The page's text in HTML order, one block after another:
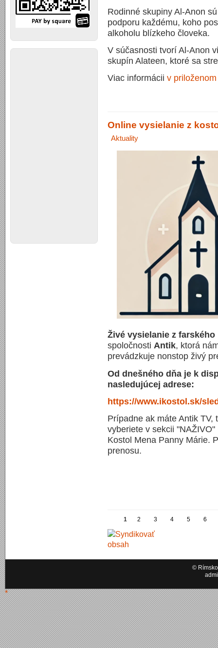
Rodinné skupiny Al-Anon
podporu každému, koho
alkoholu blízkeho človeka.
V súčasnosti tvorí Al-Anon
skupín Alateen, ktoré sa
Viac informácii v
Online vysielanie z
Aktuality
Živé vysielanie z farského
spoločnosti Antik, ktorá
prevádzkuje nonstop živý
Od dnešného dňa je k
nasledujúcej adrese:
https://www.ikostol.sk/
Prípadne ak máte Antik
vyberiete v sekcii
Kostol Mena Panny Márie.
prenosu.
1 2 3 4 5 6
©
*